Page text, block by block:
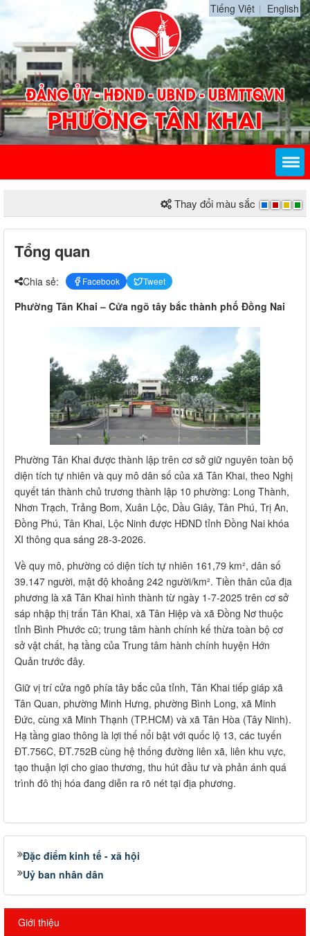
Tiếng Việt English
Thay đổi màu sắc
Tổng quan
Chia sẻ: Facebook Tweet
Phường Tân Khai – Cửa ngõ tây bắc thành phố Đồng Nai
Phường Tân Khai được thành lập trên cơ sở giữ nguyên toàn bộ
diện tích tự nhiên và quy mô dân số của xã Tân Khai, theo Nghị
quyết tán thành chủ trương thành lập 10 phường: Long Thành,
Nhơn Trạch, Trảng Bom, Xuân Lộc, Dầu Giây, Tân Phú, Trị An,
Đồng Phú, Tân Khai, Lộc Ninh được HĐND tỉnh Đồng Nai khóa
XI thông qua sáng 28-3-2026.
Về quy mô, phường có diện tích tự nhiên 161,79 km², dân số
39.147 người, mật độ khoảng 242 người/km². Tiền thân của địa
phương là xã Tân Khai hình thành từ ngày 1-7-2025 trên cơ sở
sáp nhập thị trấn Tân Khai, xã Tân Hiệp và xã Đồng Nơ thuộc
tỉnh Bình Phước cũ; trung tâm hành chính kế thừa toàn bộ cơ
sở vật chất, hạ tầng của Trung tâm hành chính huyện Hớn
Quản trước đây.
Giữ vị trí cửa ngõ phía tây bắc của tỉnh, Tân Khai tiếp giáp xã
Tân Quan, phường Minh Hưng, phường Bình Long, xã Minh
Đức, cùng xã Minh Thạnh (TP.HCM) và xã Tân Hòa (Tây Ninh).
Hạ tầng giao thông là lợi thế nổi bật với quốc lộ 13, các tuyến
ĐT.756C, ĐT.752B cùng hệ thống đường liên xã, liên khu vực,
tạo thuận lợi cho giao thương, thu hút đầu tư và phản ánh quá
trình đô thị hóa đang diễn ra rõ nét tại địa phương.
Đặc điểm kinh tế - xã hội
Uỷ ban nhân dân
Giới thiệu